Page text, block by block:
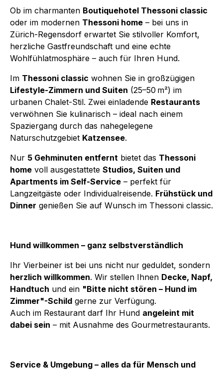
Ob im charmanten Boutiquehotel Thessoni classic
oder im modernen Thessoni home – bei uns in
Zürich-Regensdorf erwartet Sie stilvoller Komfort,
herzliche Gastfreundschaft und eine echte
Wohlfühlatmosphäre – auch für Ihren Hund.
Im Thessoni classic wohnen Sie in großzügigen
Lifestyle-Zimmern und Suiten (25–50 m²) im
urbanen Chalet-Stil. Zwei einladende Restaurants
verwöhnen Sie kulinarisch – ideal nach einem
Spaziergang durch das nahegelegene
Naturschutzgebiet Katzensee.
Nur 5 Gehminuten entfernt bietet das Thessoni
home voll ausgestattete Studios, Suiten und
Apartments im Self-Service – perfekt für
Langzeitgäste oder Individualreisende. Frühstück und
Dinner genießen Sie auf Wunsch im Thessoni classic.
Hund willkommen – ganz selbstverständlich
Ihr Vierbeiner ist bei uns nicht nur geduldet, sondern
herzlich willkommen. Wir stellen Ihnen Decke, Napf,
Handtuch und ein "Bitte nicht stören – Hund im
Zimmer"-Schild gerne zur Verfügung.
Auch im Restaurant darf Ihr Hund angeleint mit
dabei sein – mit Ausnahme des Gourmetrestaurants.
Service & Umgebung – alles da für Mensch und